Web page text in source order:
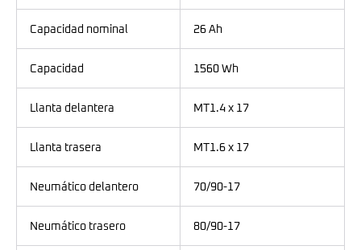
Capacidad nominal 26 Ah
Capacidad 1560 Wh
Llanta delantera MT1.4 x 17
Llanta trasera MT1.6 x 17
Neumático delantero 70/90-17
Neumático trasero 80/90-17